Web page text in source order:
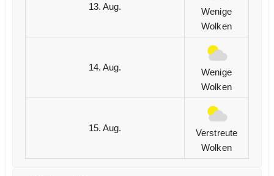
13. Aug.
Wenige
Wolken
14. Aug.
Wenige
Wolken
15. Aug.
Verstreute
Wolken